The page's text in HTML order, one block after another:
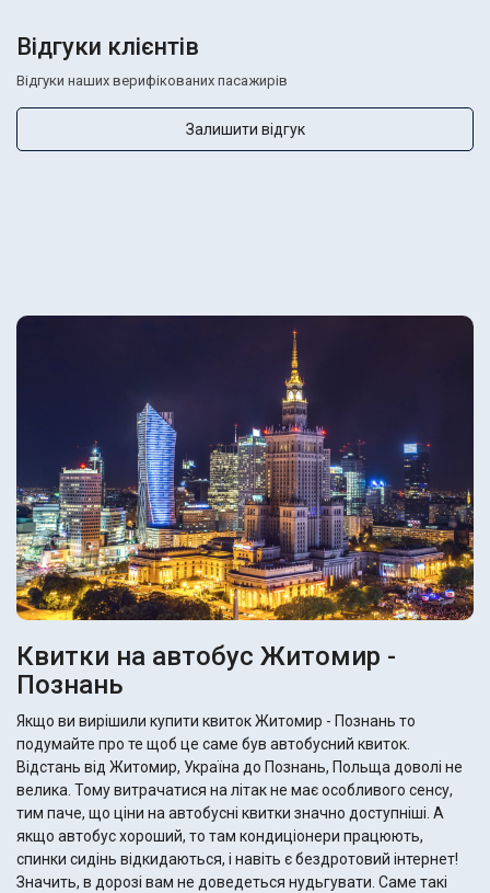
Відгуки клієнтів
Відгуки наших верифікованих пасажирів
Залишити відгук
Квитки на автобус Житомир -
Познань
Якщо ви вирішили купити квиток Житомир - Познань то
подумайте про те щоб це саме був автобусний квиток.
Відстань від Житомир, Україна до Познань, Польща доволі не
велика. Тому витрачатися на літак не має особливого сенсу,
тим паче, що ціни на автобусні квитки значно доступніші. А
якщо автобус хороший, то там кондиціонери працюють,
спинки сидінь відкидаються, і навіть є бездротовий інтернет!
Значить, в дорозі вам не доведеться нудьгувати. Саме такі